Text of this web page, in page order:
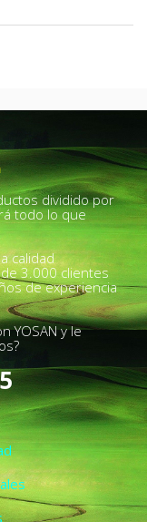
dividido por
todo lo que
calidad
3.000 clientes
de experiencia
YOSAN y le